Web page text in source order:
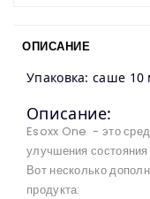
ОПИСАНИЕ
Упаковка: саше 10
Описание:
Esoxx One - это
улучшения
Вот несколько
продукта: